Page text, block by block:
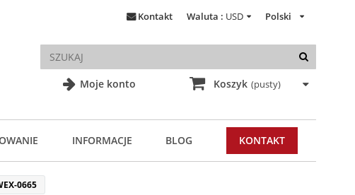
Moje konto
Polski
Waluta : USD
Kontakt
Koszyk (pusty)
INFORMACJE BLOG KONTAKT
0665